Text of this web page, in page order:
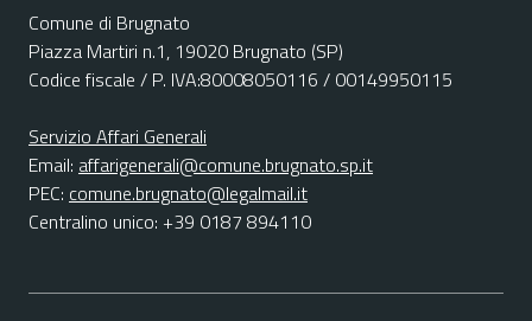
Comune di Brugnato
Piazza Martiri n.1, 19020 Brugnato (SP)
Codice fiscale / P. IVA:80008050116 / 00149950115
Servizio Affari Generali
Email: affarigenerali@comune.brugnato.sp.it
PEC: comune.brugnato@legalmail.it
Centralino unico: +39 0187 894110